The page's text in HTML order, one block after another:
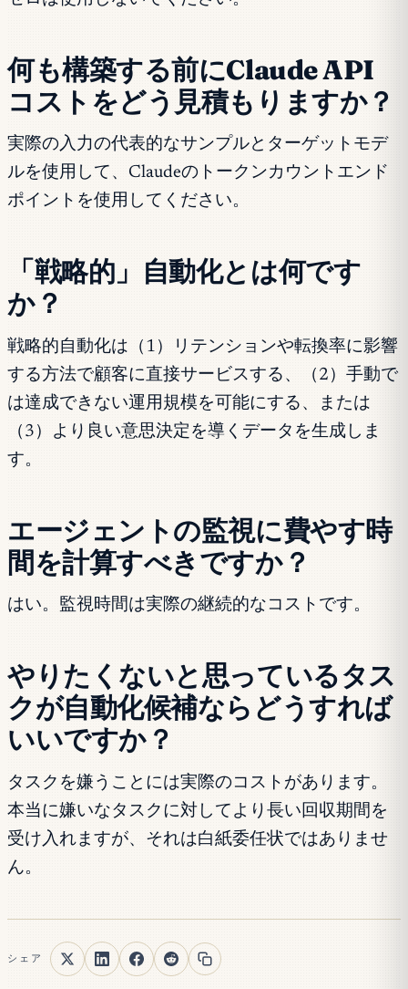
何も構築する前にClaude API
コストをどう見積もりますか？
実際の入力の代表的なサンプルとターゲットモデ
ルを使用して、Claudeのトークンカウントエンド
ポイントを使用してください。
「戦略的」自動化とは何です
か？
戦略的自動化は（1）リテンションや転換率に影響
する方法で顧客に直接サービスする、（2）手動で
は達成できない運用規模を可能にする、または
（3）より良い意思決定を導くデータを生成しま
す。
エージェントの監視に費やす時
間を計算すべきですか？
はい。監視時間は実際の継続的なコストです。
やりたくないと思っているタス
クが自動化候補ならどうすれば
いいですか？
タスクを嫌うことには実際のコストがあります。
本当に嫌いなタスクに対してより長い回収期間を
受け入れますが、それは白紙委任状ではありませ
ん。
シェア